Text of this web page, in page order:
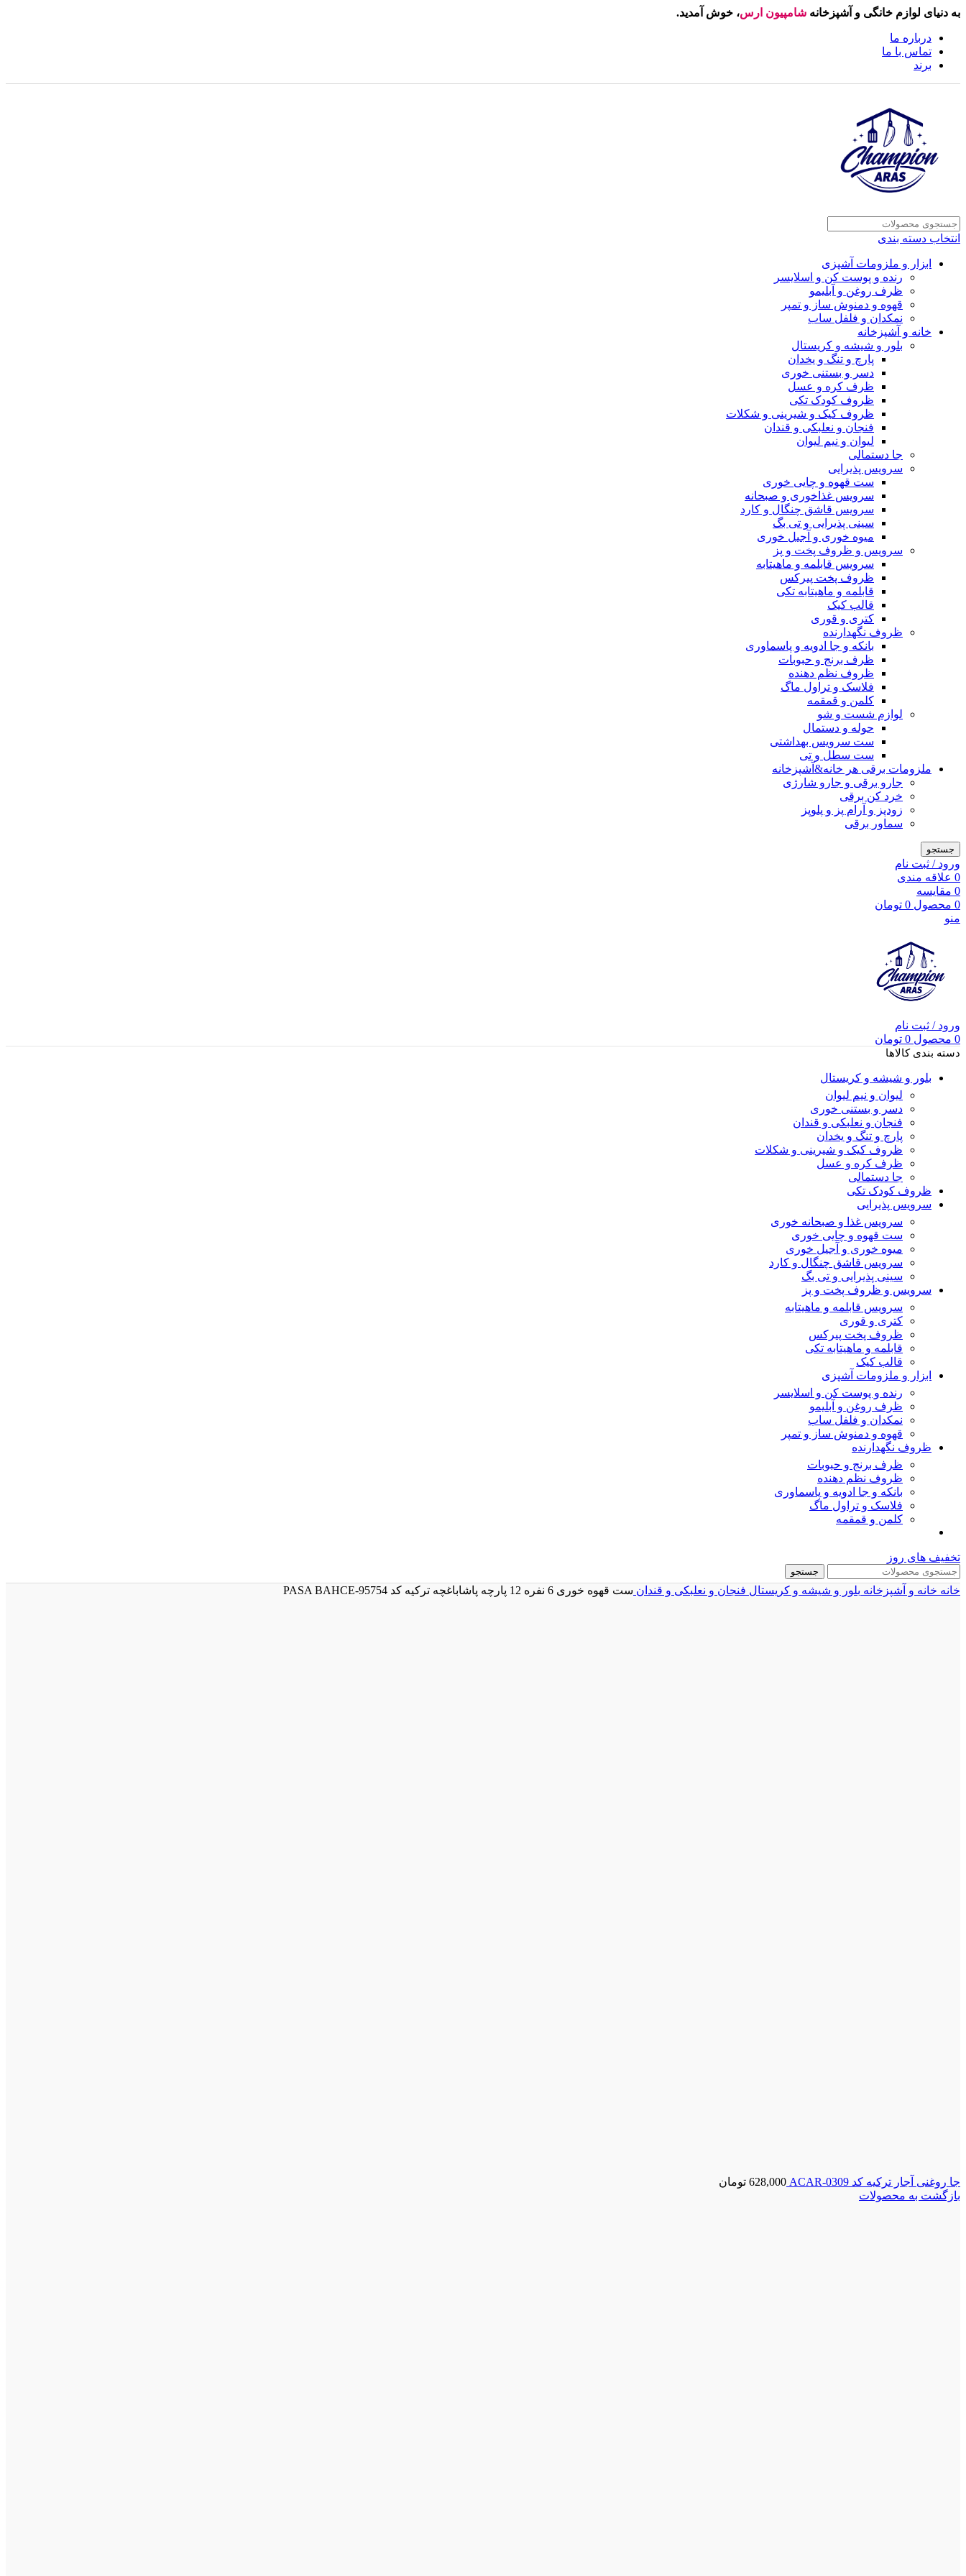
به دنیای لوازم خانگی و آشپزخانه شامپیون ارس، خوش آمدید.
درباره ما
تماس با ما
برند
انتخاب دسته بندی
ابزار و ملزومات آشپزی
رنده و پوست کن و اسلایسر
ظرف روغن و آبلیمو
قهوه و دمنوش ساز و تمپر
نمکدان و فلفل ساب
خانه و آشپزخانه
بلور و شیشه و کریستال
پارچ و تنگ و یخدان
دسر و بستنی خوری
ظرف کره و عسل
ظروف کودک تکی
ظروف کیک و شیرینی و شکلات
فنجان و نعلبکی و قندان
لیوان و نیم لیوان
جا دستمالی
سرویس پذیرایی
ست قهوه و چایی خوری
سرویس غذاخوری و صبحانه
سرویس قاشق چنگال و کارد
سینی پذیرایی و تی بگ
میوه خوری و آجیل خوری
سرویس و ظروف پخت و پز
سرویس قابلمه و ماهیتابه
ظروف پخت پیرکس
قابلمه و ماهیتابه تکی
قالب کیک
کتری و قوری
ظروف نگهدارنده
بانکه و جا ادویه و پاسماوری
ظرف برنج و حبوبات
ظروف نظم دهنده
فلاسک و تراول ماگ
کلمن و قمقمه
لوازم شست و شو
حوله و دستمال
ست سرویس بهداشتی
ست سطل و تی
ملزومات برقی هر خانه&آشپزخانه
جارو برقی و جارو شارژی
خرد کن برقی
زودپز و آرام پز و پلوپز
سماور برقی
جستجو
ورود / ثبت نام
0 علاقه مندی
0 مقایسه
0 محصول 0 تومان
منو
ورود / ثبت نام
0 محصول 0 تومان
دسته بندی کالاها
بلور و شیشه و کریستال
لیوان و نیم لیوان
دسر و بستنی خوری
فنجان و نعلبکی و قندان
پارچ و تنگ و یخدان
ظروف کیک و شیرینی و شکلات
ظرف کره و عسل
جا دستمالی
ظروف کودک تکی
سرویس پذیرایی
سرویس غذا و صبحانه خوری
ست قهوه و چایی خوری
میوه خوری و آجیل خوری
سرویس قاشق چنگال و کارد
سینی پذیرایی و تی بگ
سرویس و ظروف پخت و پز
سرویس قابلمه و ماهیتابه
کتری و قوری
ظروف پخت پیرکس
قابلمه و ماهیتابه تکی
قالب کیک
ابزار و ملزومات آشپزی
رنده و پوست کن و اسلایسر
ظرف روغن و آبلیمو
نمکدان و فلفل ساب
قهوه و دمنوش ساز و تمپر
ظروف نگهدارنده
ظرف برنج و حبوبات
ظروف نظم دهنده
بانکه و جا ادویه و پاسماوری
فلاسک و تراول ماگ
کلمن و قمقمه
تخفیف های روز
جستجو
خانه خانه و آشپزخانه بلور و شیشه و کریستال فنجان و نعلبکی و قندان ست قهوه خوری 6 نفره 12 پارچه پاشاباغچه ترکیه کد PASA BAHCE-95754
جا روغنی آجار ترکیه کد ACAR-0309 628,000 تومان
بازگشت به محصولات